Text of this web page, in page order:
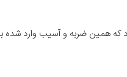
که همین ضربه و آسیب وارد